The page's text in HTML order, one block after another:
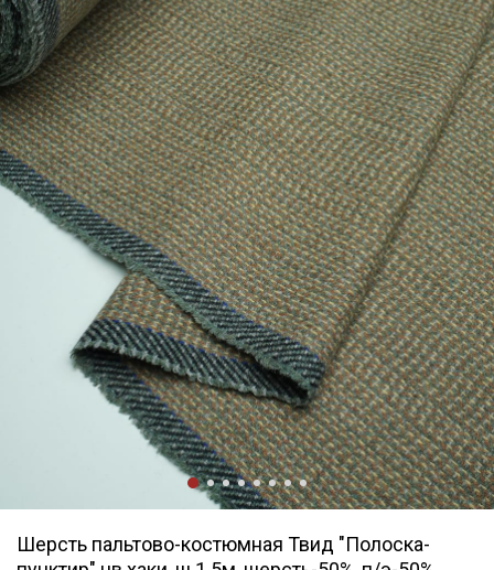
Шерсть пальтово-костюмная Твид "Полоска-